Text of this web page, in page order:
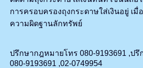
การครอบครองถุงกระดาษใส่เงินอยู่ เมื่อ
ความผิดฐานลักทรัพย์
ปรึกษากฎหมายโทร 080-9193691 ,ป
080-9193691 ,02-0749954